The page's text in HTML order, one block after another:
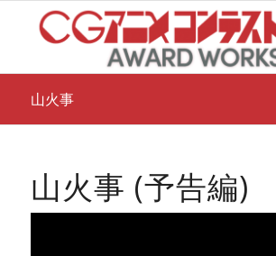
山火事
山火事 (予告編)